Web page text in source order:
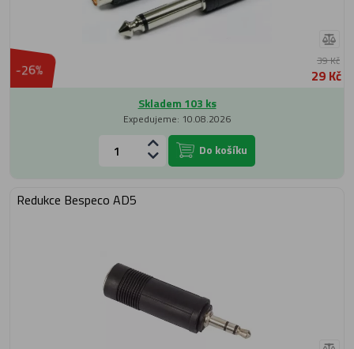
-26% 39 Kč
29 Kč
Skladem 103 ks
Expedujeme: 10.08.2026
Do košíku
Redukce Bespeco AD5